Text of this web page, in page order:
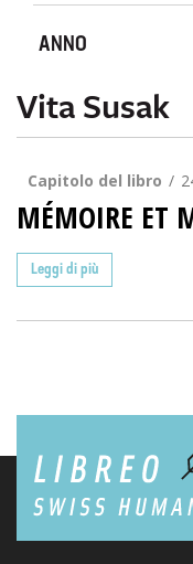
ANNO
Vita Susak
Capitolo del libro
MÉMOIRE ET
Leggi di più